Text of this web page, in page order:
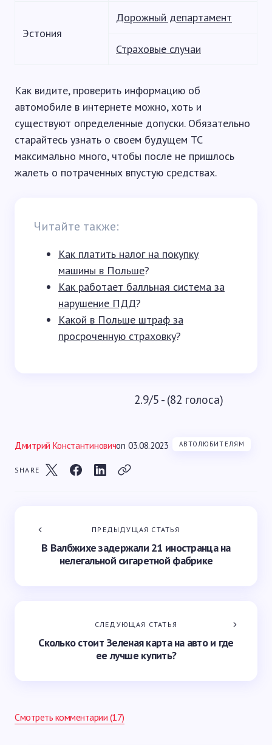
Эстония
Дорожный департамент
Страховые случаи
Как видите, проверить информацию об
автомобиле в интернете можно, хоть и
существуют определенные допуски. Обязательно
старайтесь узнать о своем будущем ТС
максимально много, чтобы после не пришлось
жалеть о потраченных впустую средствах.
Читайте также:
Как платить налог на покупку
машины в Польше?
Как работает балльная система за
нарушение ПДД?
Какой в Польше штраф за
просроченную страховку?
2.9/5 - (82 голоса)
Дмитрий Константиновичon 03.08.2023 АВТОЛЮБИТЕЛЯМ
SHARE
ПРЕДЫДУЩАЯ СТАТЬЯ
В Валбжихе задержали 21 иностранца на
нелегальной сигаретной фабрике
СЛЕДУЮЩАЯ СТАТЬЯ
Сколько стоит Зеленая карта на авто и где
ее лучше купить?
Смотреть комментарии (17)